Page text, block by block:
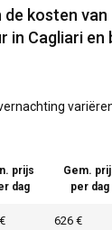
kosten van
Cagliari en
prijs
dag
Gem.
per dag
626 €